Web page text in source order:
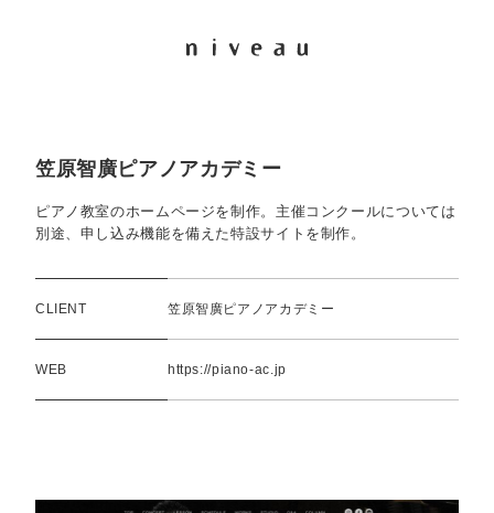
笠原智廣ピアノアカデミー
ピアノ教室のホームページを制作。主催コンクールについては
別途、申し込み機能を備えた特設サイトを制作。
CLIENT 笠原智廣ピアノアカデミー
WEB https://piano-ac.jp